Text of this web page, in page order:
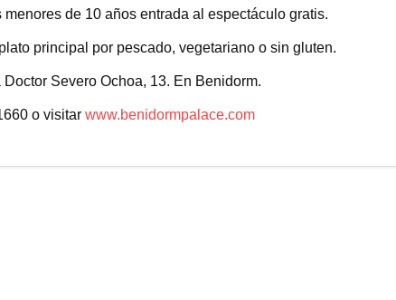
de 10 años entrada al espectáculo gratis.
principal por pescado, vegetariano o sin gluten.
Severo Ochoa, 13. En Benidorm.
o visitar www.benidormpalace.com